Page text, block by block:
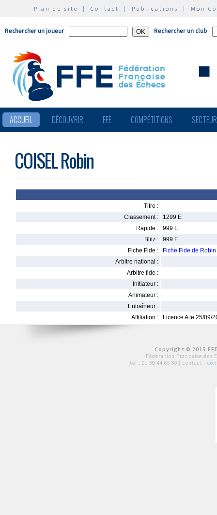
Plan du site | Contact | Publications | Mon
Rechercher un joueur Rechercher un club
ACCUEIL DÉCOUVRIR FFE COMPÉTITIONS
COISEL Robin
Titre :
Classement :
1299 E
Rapide :
999 E
Blitz :
999 E
Fiche Fide :
Fiche Fide de
Arbitre national :
Arbitre fide :
Initiateur :
Animateur :
Entraîneur :
Affiliation :
Licence A le 25/09/
Copyright © 2015
Fédération Française des
tél : 01 39 44 65 80 | contact :